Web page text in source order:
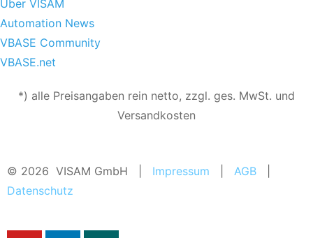
Über VISAM
Automation News
VBASE Community
VBASE.net
*) alle Preisangaben rein netto, zzgl. ges. MwSt. und
Versandkosten
© 2026 VISAM GmbH | Impressum AGB
Datenschutz